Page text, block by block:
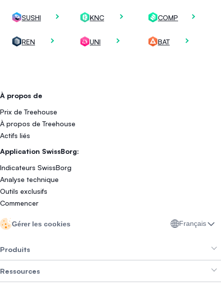
À propos de
Prix de Treehouse
À propos de Treehouse
Actifs liés
Application SwissBorg:
Indicateurs SwissBorg
Analyse technique
Outils exclusifs
Commencer
SUSHI KNC COMP
REN UNI BAT
Gérer les cookies Français
Produits
Smart Exchange
Ressources